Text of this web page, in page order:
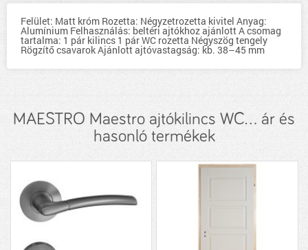
Felület: Matt króm Rozetta: Négyzetrozetta kivitel Anyag:
Alumínium Felhasználás: beltéri ajtókhoz ajánlott A csomag
tartalma: 1 pár kilincs 1 pár WC rozetta Négyszög tengely
Rögzítő csavarok Ajánlott ajtóvastagság: kb. 38–45 mm
MAESTRO Maestro ajtókilincs WC... ár és
hasonló termékek